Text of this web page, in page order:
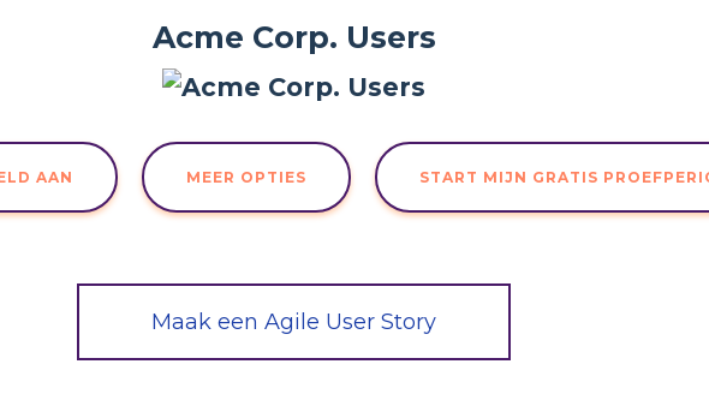
Acme Corp. Users
AAN MEER OPTIES START MIJN GRATIS
Maak een Agile User Story